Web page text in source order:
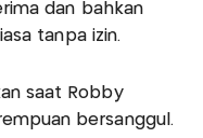
dan bahkan
tanpa izin.
saat Robby
bersanggul.